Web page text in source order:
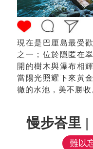
現在是巴厘島最受
之一；位於隱匿在
開的樹木與瀑布相
當陽光照耀下來黃
徹的水池，美不勝收
慢步峇里|
難以